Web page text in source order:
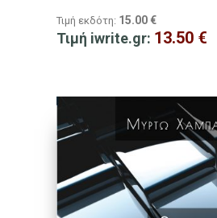
Τιμή εκδότη: 15.00 €
Τιμή iwrite.gr: 13.50 €